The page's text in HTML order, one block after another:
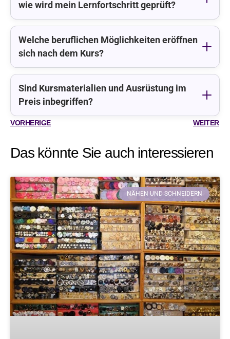
wie wird mein Lernfortschritt geprüft?
Welche beruflichen Möglichkeiten eröffnen
sich nach dem Kurs?
Sind Kursmaterialien und Ausrüstung im
Preis inbegriffen?
VORHERIGE WEITER
Das könnte Sie auch interessieren
NÄHEN UND SCHNEIDERN